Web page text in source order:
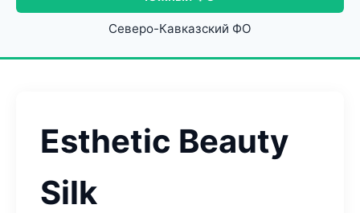
Северо-Кавказский ФО
Esthetic Beauty
Silk